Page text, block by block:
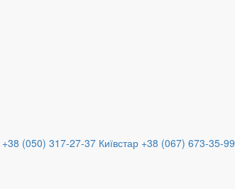
+38 (050) 317-27-37 Київстар +38 (067) 673-35-99